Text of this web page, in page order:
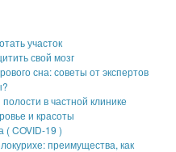
участок
свой мозг
сна: советы от экспертов
в частной клинике
и красоты
( COVID-19 )
преимущества, как